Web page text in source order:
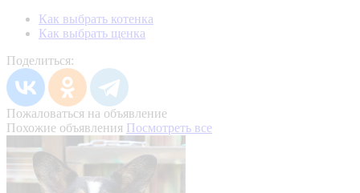
Как выбрать котенка
Как выбрать щенка
Поделиться:
Пожаловаться на объявление
Похожие объявления Посмотреть все